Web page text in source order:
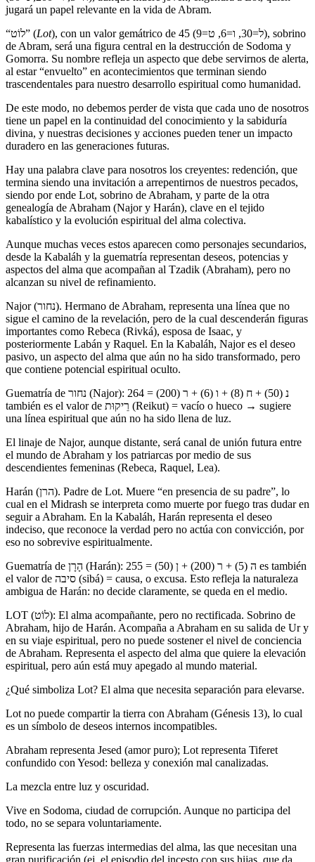
jugará un papel relevante en la vida de Abram.
“לוֹט” (Lot), con un valor gemátrico de 45 (ל=30, ו=6, ט=9), sobrino
de Abram, será una figura central en la destrucción de Sodoma y
Gomorra. Su nombre refleja un aspecto que debe servirnos de alerta,
al estar “envuelto” en acontecimientos que terminan siendo
trascendentales para nuestro desarrollo espiritual como humanidad.
De este modo, no debemos perder de vista que cada uno de nosotros
tiene un papel en la continuidad del conocimiento y la sabiduría
divina, y nuestras decisiones y acciones pueden tener un impacto
duradero en las generaciones futuras.
Hay una palabra clave para nosotros los creyentes: redención, que
termina siendo una invitación a arrepentirnos de nuestros pecados,
siendo por ende Lot, sobrino de Abraham, y parte de la otra
genealogía de Abraham (Najor y Harán), clave en el tejido
kabalístico y la evolución espiritual del alma colectiva.
Aunque muchas veces estos aparecen como personajes secundarios,
desde la Kabaláh y la guematría representan deseos, potencias y
aspectos del alma que acompañan al Tzadik (Abraham), pero no
alcanzan su nivel de refinamiento.
Najor (נחור). Hermano de Abraham, representa una línea que no
sigue el camino de la revelación, pero de la cual descenderán figuras
importantes como Rebeca (Rivká), esposa de Isaac, y
posteriormente Labán y Raquel. En la Kabaláh, Najor es el deseo
pasivo, un aspecto del alma que aún no ha sido transformado, pero
que contiene potencial espiritual oculto.
Guematría de נחור (Najor): נ (50) + ח (8) + ו (6) + ר (200) = 264
también es el valor de רֵיקוּת (Reikut) = vacío o hueco → sugiere
una línea espiritual que aún no ha sido llena de luz.
El linaje de Najor, aunque distante, será canal de unión futura entre
el mundo de Abraham y los patriarcas por medio de sus
descendientes femeninas (Rebeca, Raquel, Lea).
Harán (הרן). Padre de Lot. Muere “en presencia de su padre”, lo
cual en el Midrash se interpreta como muerte por fuego tras dudar en
seguir a Abraham. En la Kabaláh, Harán representa el deseo
indeciso, que reconoce la verdad pero no actúa con convicción, por
eso no sobrevive espiritualmente.
Guematría de הָרָן (Harán): ה (5) + ר (200) + ן (50) = 255 es también
el valor de סיבה (sibá) = causa, o excusa. Esto refleja la naturaleza
ambigua de Harán: no decide claramente, se queda en el medio.
LOT (לוֹט): El alma acompañante, pero no rectificada. Sobrino de
Abraham, hijo de Harán. Acompaña a Abraham en su salida de Ur y
en su viaje espiritual, pero no puede sostener el nivel de conciencia
de Abraham. Representa el aspecto del alma que quiere la elevación
espiritual, pero aún está muy apegado al mundo material.
¿Qué simboliza Lot? El alma que necesita separación para elevarse.
Lot no puede compartir la tierra con Abraham (Génesis 13), lo cual
es un símbolo de deseos internos incompatibles.
Abraham representa Jesed (amor puro); Lot representa Tiferet
confundido con Yesod: belleza y conexión mal canalizadas.
La mezcla entre luz y oscuridad.
Vive en Sodoma, ciudad de corrupción. Aunque no participa del
todo, no se separa voluntariamente.
Representa las fuerzas intermedias del alma, las que necesitan una